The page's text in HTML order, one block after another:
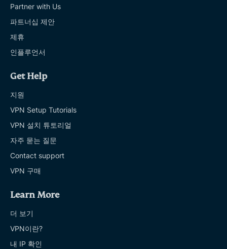
Partner with Us
파트너십 제안
제휴
인플루언서
Get Help
지원
VPN Setup Tutorials
VPN 설치 튜토리얼
자주 묻는 질문
Contact support
VPN 구매
Learn More
더 보기
VPN이란?
내 IP 확인